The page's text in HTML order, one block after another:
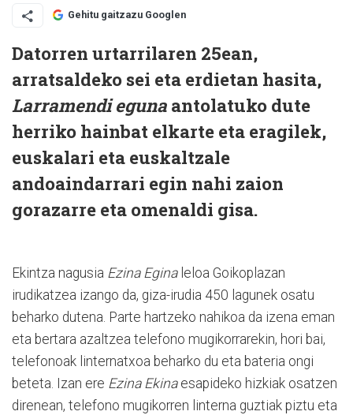
Gehitu gaitzazu Googlen
Datorren urtarrilaren 25ean,
arratsaldeko sei eta erdietan hasita,
Larramendi eguna antolatuko dute
herriko hainbat elkarte eta eragilek,
euskalari eta euskaltzale
andoaindarrari egin nahi zaion
gorazarre eta omenaldi gisa.
Ekintza nagusia Ezina Eginaleloa Goikoplazan
irudikatzea izango da, giza-irudia 450 lagunek osatu
beharko dutena. Parte hartzeko nahikoa da izena eman
eta bertara azaltzea telefono mugikorrarekin, hori bai,
telefonoak linternatxoa beharko du eta bateria ongi
beteta. Izan ere Ezina Ekinaesapideko hizkiak osatzen
direnean, telefono mugikorren linterna guztiak piztu eta